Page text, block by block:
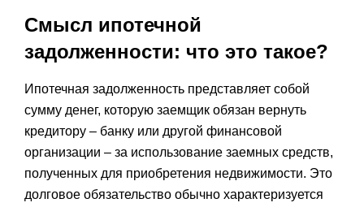
Смысл ипотечной
задолженности: что это такое?
Ипотечная задолженность представляет собой
сумму денег, которую заемщик обязан вернуть
кредитору – банку или другой финансовой
организации – за использование заемных средств,
полученных для приобретения недвижимости. Это
долговое обязательство обычно характеризуется